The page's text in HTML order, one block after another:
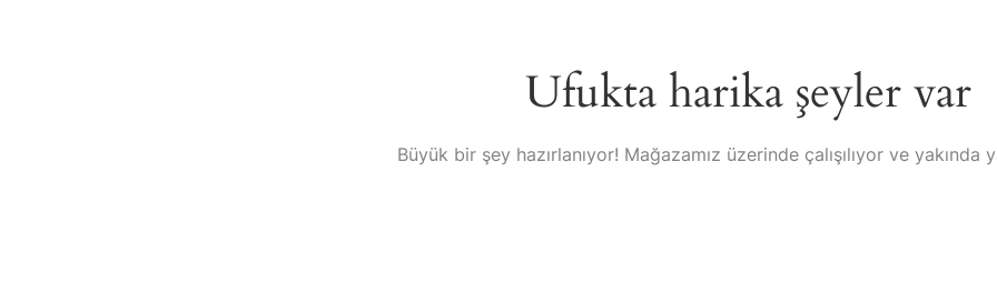
Ufukta harika şeyler var
Büyük bir şey hazırlanıyor! Mağazamız üzerinde çalışılıyor ve yakında